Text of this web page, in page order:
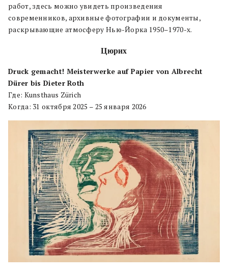
работ, здесь можно увидеть произведения
современников, архивные фотографии и документы,
раскрывающие атмосферу Нью-Йорка 1950–1970-х.
Цюрих
Druck gemacht! Meisterwerke auf Papier von Albrecht
Dürer bis Dieter Roth
Где: Kunsthaus Zürich
Когда: 31 октября 2025 – 25 января 2026